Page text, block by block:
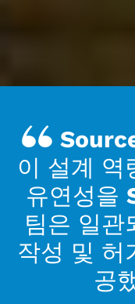
이 설계 역
유연성을
팀은 일관
작성 및 허
공